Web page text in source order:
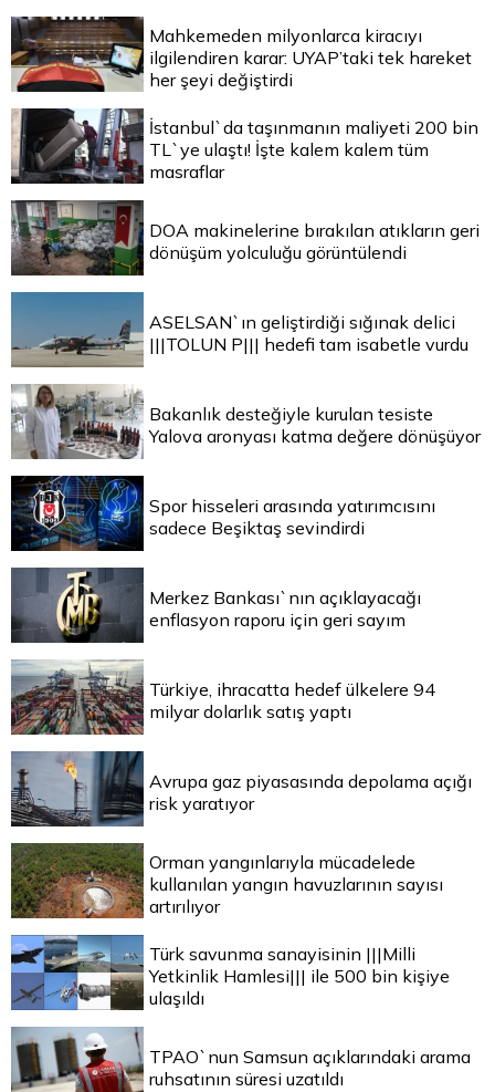
Mahkemeden milyonlarca kiracıyı
ilgilendiren karar: UYAP’taki tek hareket
her şeyi değiştirdi
İstanbul`da taşınmanın maliyeti 200 bin
TL`ye ulaştı! İşte kalem kalem tüm
masraflar
DOA makinelerine bırakılan atıkların geri
dönüşüm yolculuğu görüntülendi
ASELSAN`ın geliştirdiği sığınak delici
|||TOLUN P||| hedefi tam isabetle vurdu
Bakanlık desteğiyle kurulan tesiste
Yalova aronyası katma değere dönüşüyor
Spor hisseleri arasında yatırımcısını
sadece Beşiktaş sevindirdi
Merkez Bankası`nın açıklayacağı
enflasyon raporu için geri sayım
Türkiye, ihracatta hedef ülkelere 94
milyar dolarlık satış yaptı
Avrupa gaz piyasasında depolama açığı
risk yaratıyor
Orman yangınlarıyla mücadelede
kullanılan yangın havuzlarının sayısı
artırılıyor
Türk savunma sanayisinin |||Milli
Yetkinlik Hamlesi||| ile 500 bin kişiye
ulaşıldı
TPAO`nun Samsun açıklarındaki arama
ruhsatının süresi uzatıldı